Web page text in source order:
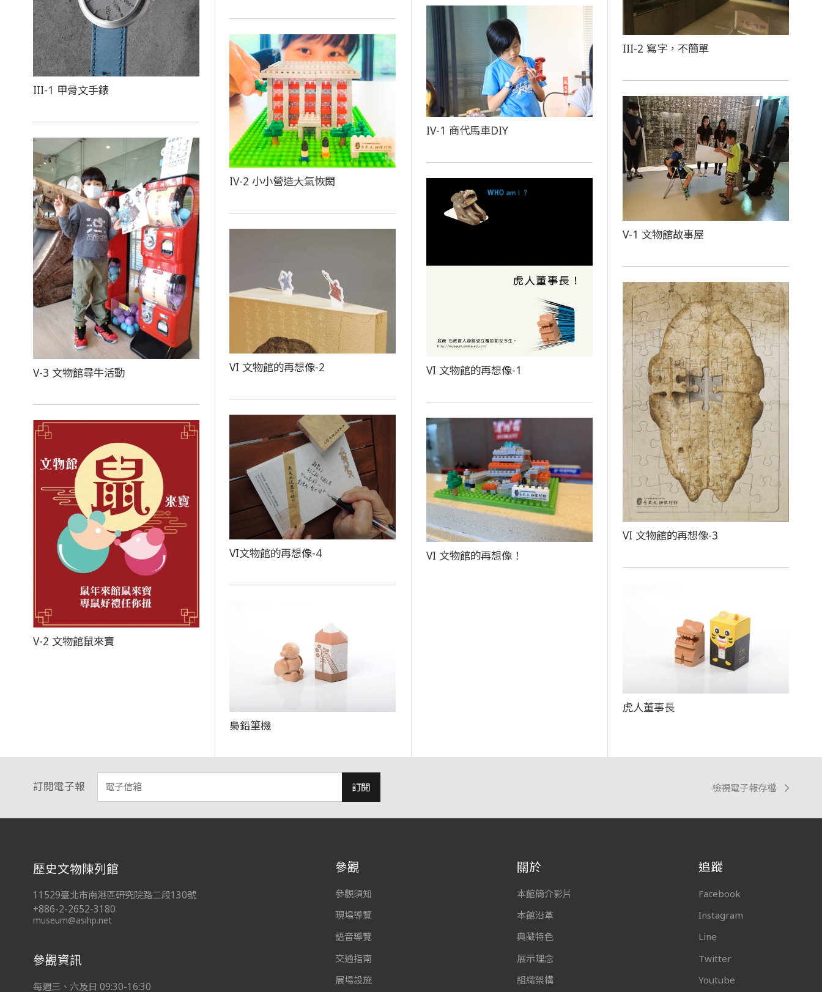
III-1 甲骨文手錶
III-2 寫字，不簡單
IV-1 商代馬車DIY
IV-2 小小營造大氣恢閎
V-1 文物館故事屋
V-3 文物館尋牛活動 VI 文物館的再想像-1
VI 文物館的再想像-2
VI 文物館的再想像-3
VI文物館的再想像-4
VI 文物館的再想像！
V-2 文物館鼠來寶
虎人董事長
梟鉛筆機
訂閱電子報 訂閱 檢視電子報存檔
:::
歷史文物陳列館
11529臺北市南港區研究院路二段130號
+886-2-2652-3180
museum@asihp.net
參觀資訊
每週三、六及日 09:30-16:30
參觀
參觀須知
現場導覽
語音導覽
交通指南
展場設施
關於
本館簡介影片
本館沿革
典藏特色
展示理念
組織架構
追蹤
Facebook
Instagram
Line
Twitter
Youtube